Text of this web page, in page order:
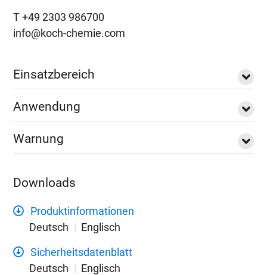
T +49 2303 986700
info@koch-chemie.com
Einsatzbereich
Anwendung
Warnung
Downloads
Produktinformationen
Deutsch
Englisch
Sicherheitsdatenblatt
Deutsch
Englisch